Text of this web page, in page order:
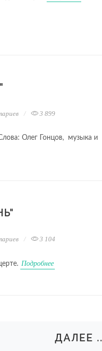
3 899
Олег Гонцов, музыка и
3 104
Подробнее
ДАЛЕЕ